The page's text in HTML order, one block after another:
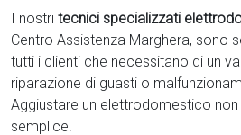
I nostri tecnici specializzati
Centro Assistenza Marghera, sono
tutti i clienti che necessitano di un
riparazione di guasti o
Aggiustare un elettrodomestico
semplice!